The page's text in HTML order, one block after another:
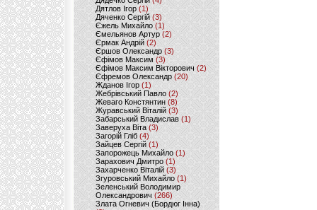
Дятлов Ігор (1)
Дяченко Сергій (3)
Єжель Михайло (1)
Ємельянов Артур (2)
Єрмак Андрій (2)
Єршов Олександр (3)
Єфімов Максим (3)
Єфімов Максим Вікторович (2)
Єфремов Олександр (20)
Жданов Ігор (1)
Жебрівський Павло (2)
Жеваго Констянтин (8)
Журавський Віталій (3)
Забарський Владислав (1)
Заверуха Віта (3)
Загорій Гліб (4)
Зайцев Сергій(1)
Запорожець Михайло (1)
Зарахович Дмитро (1)
Захарченко Віталій (3)
Згуровський Михайло (1)
Зеленський Володимир
Олександрович (266)
Злата Огневич (Бордюг Інна)